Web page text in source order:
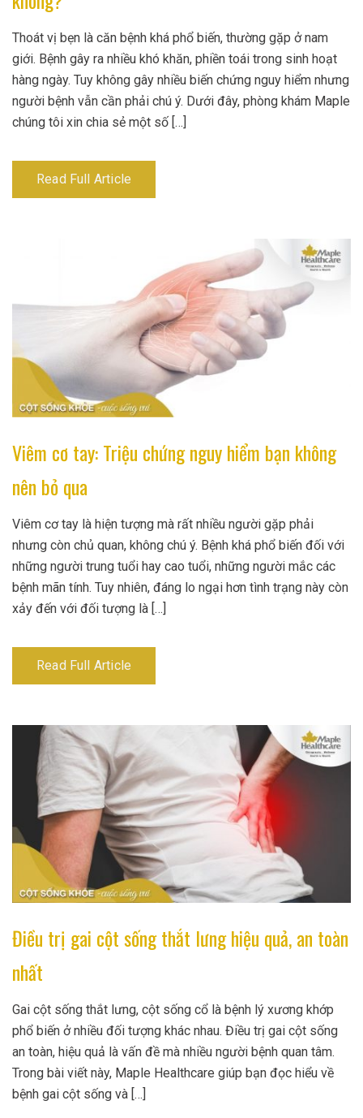
Thoát vị bẹn là căn bệnh khá phổ biến, thường gặp ở nam
giới. Bệnh gây ra nhiều khó khăn, phiền toái trong sinh hoạt
hàng ngày. Tuy không gây nhiều biến chứng nguy hiểm nhưng
người bệnh vẫn cần phải chú ý. Dưới đây, phòng khám Maple
chúng tôi xin chia sẻ một số […]
Read Full Article
Viêm cơ tay: Triệu chứng nguy hiểm bạn không
nên bỏ qua
Viêm cơ tay là hiện tượng mà rất nhiều người gặp phải
nhưng còn chủ quan, không chú ý. Bệnh khá phổ biến đối với
những người trung tuổi hay cao tuổi, những người mắc các
bệnh mãn tính. Tuy nhiên, đáng lo ngại hơn tình trạng này còn
xảy đến với đối tượng là […]
Read Full Article
Điều trị gai cột sống thắt lưng hiệu quả, an toàn
nhất
Gai cột sống thắt lưng, cột sống cổ là bệnh lý xương khớp
phổ biến ở nhiều đối tượng khác nhau. Điều trị gai cột sống
an toàn, hiệu quả là vấn đề mà nhiều người bệnh quan tâm.
Trong bài viết này, Maple Healthcare giúp bạn đọc hiểu về
bệnh gai cột sống và […]